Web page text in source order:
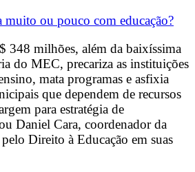
ou pouco com educação?
348 milhões, além da baixíssima
do MEC, precariza as instituições
mata programas e asfixia
que dependem de recursos
para estratégia de
Daniel Cara, coordenador da
Direito à Educação em suas